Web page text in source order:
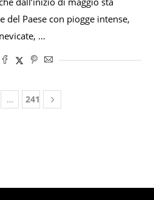
del Paese con piogge intense,
…
… 241